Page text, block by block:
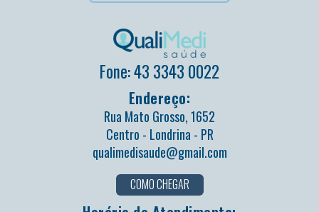
Fone: 43 3343 0022
Endereço:
Rua Mato Grosso, 1652
Centro - Londrina - PR
qualimedisaude@gmail.com
COMO CHEGAR